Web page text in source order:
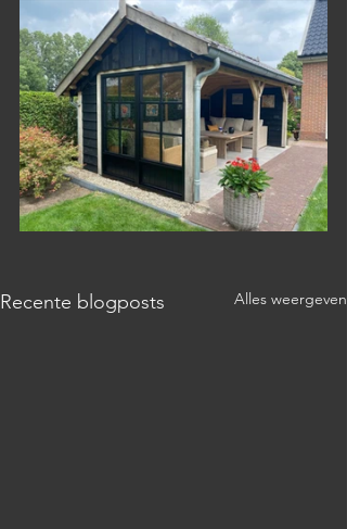
Recente blogposts Alles weergeven